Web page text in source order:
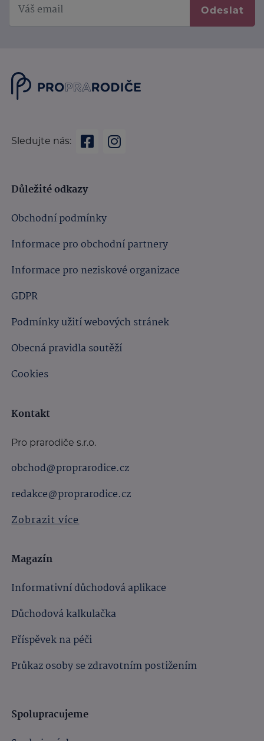
Odeslat
Sledujte nás:
Důležité odkazy
Obchodní podmínky
Informace pro obchodní partnery
Informace pro neziskové organizace
GDPR
Podmínky užití webových stránek
Obecná pravidla soutěží
Cookies
Kontakt
Pro prarodiče s.r.o.
obchod@proprarodice.cz
redakce@proprarodice.cz
Zobrazit více
Magazín
Informativní důchodová aplikace
Důchodová kalkulačka
Příspěvek na péči
Průkaz osoby se zdravotním postižením
Spolupracujeme